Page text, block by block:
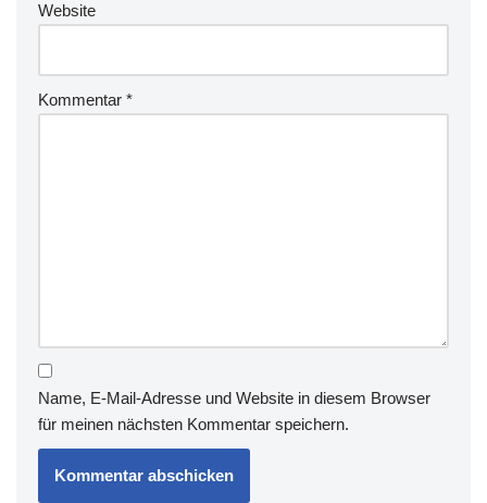
Website
Kommentar *
Name, E-Mail-Adresse und Website in diesem Browser
für meinen nächsten Kommentar speichern.